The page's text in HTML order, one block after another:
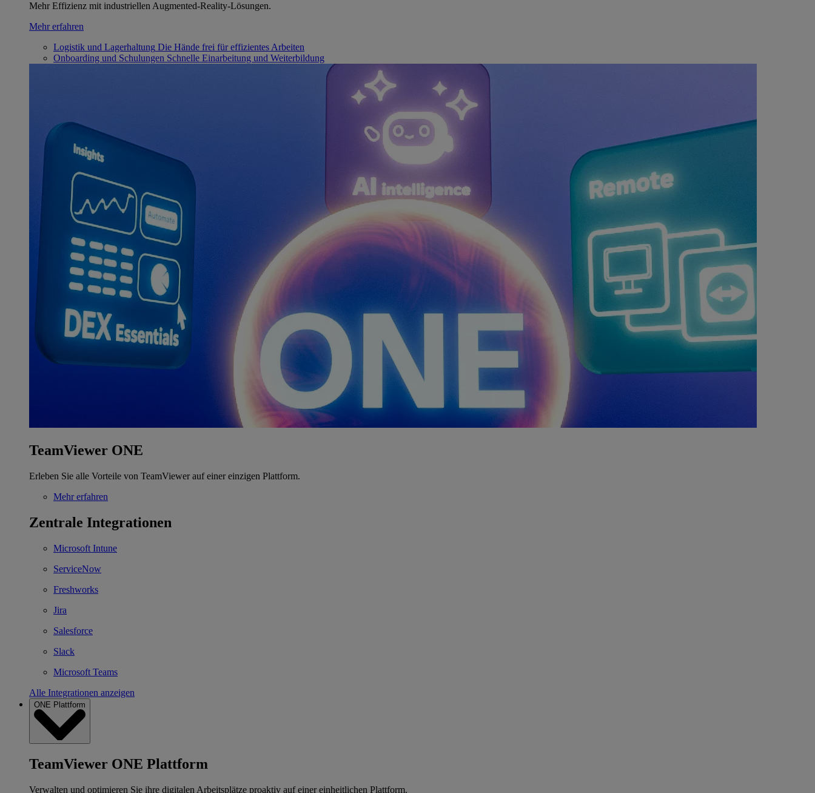
Mehr Effizienz mit industriellen Augmented-Reality-Lösungen.
Mehr erfahren
Logistik und Lagerhaltung Die Hände frei für effizientes Arbeiten
Onboarding und Schulungen Schnelle Einarbeitung und Weiterbildung
TeamViewer ONE
Erleben Sie alle Vorteile von TeamViewer auf einer einzigen Plattform.
Mehr erfahren
Zentrale Integrationen
Microsoft Intune
ServiceNow
Freshworks
Jira
Salesforce
Slack
Microsoft Teams
Alle Integrationen anzeigen
ONE Plattform
TeamViewer ONE Plattform
Verwalten und optimieren Sie ihre digitalen Arbeitsplätze proaktiv auf einer einheitlichen Plattform.